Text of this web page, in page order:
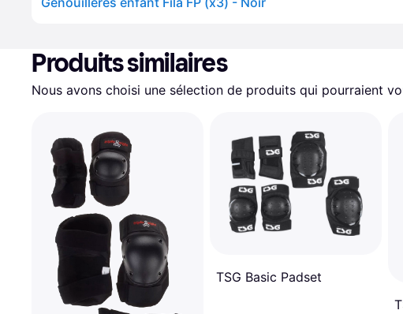
Produits similaires
Nous avons choisi une sélection de produits qui pourraient
TSG Basic Padset